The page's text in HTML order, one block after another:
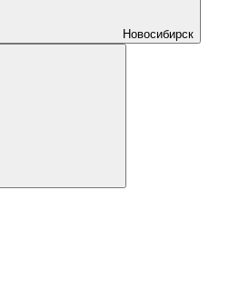
Новосибирск